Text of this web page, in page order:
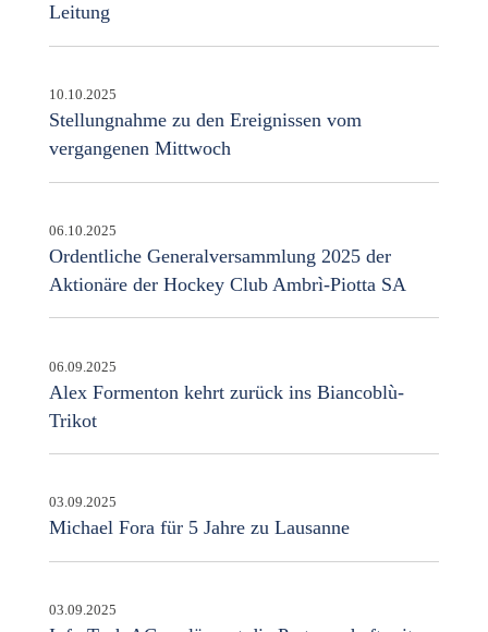
Leitung
10.10.2025
Stellungnahme zu den Ereignissen vom
vergangenen Mittwoch
06.10.2025
Ordentliche Generalversammlung 2025 der
Aktionäre der Hockey Club Ambrì-Piotta SA
06.09.2025
Alex Formenton kehrt zurück ins Biancoblù-
Trikot
03.09.2025
Michael Fora für 5 Jahre zu Lausanne
03.09.2025